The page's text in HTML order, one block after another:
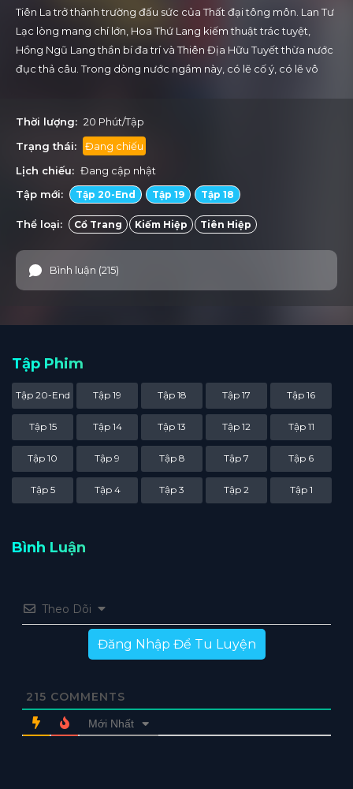
Tiên La trở thành trường đấu sức của Thất đại tông môn. Lan Tư
Lạc lòng mang chí lớn, Hoa Thứ Lang kiếm thuật trác tuyệt,
Hồng Ngũ Lang thần bí đa trí và Thiên Địa Hữu Tuyết thừa nước
đục thả câu. Trong dòng nước ngầm này, có lẽ cố ý, có lẽ vô
Thời lượng: 20 Phút/Tập
Trạng thái:
Đang chiếu
Lịch chiếu: Đang cập nhật
Tập mới:
Tập 20-End Tập 19 Tập 18
Thể loại: Cổ Trang Kiếm Hiệp Tiên Hiệp
Bình luận (215)
Tập Phim
Tập 20-End Tập 19 Tập 18 Tập 17 Tập 16
Tập 15 Tập 14 Tập 13 Tập 12 Tập 11
Tập 10 Tập 9 Tập 8 Tập 7 Tập 6
Tập 5 Tập 4 Tập 3 Tập 2 Tập 1
Bình Luận
Theo Dõi
Đăng Nhập Để Tu Luyện
215 COMMENTS
Mới Nhất